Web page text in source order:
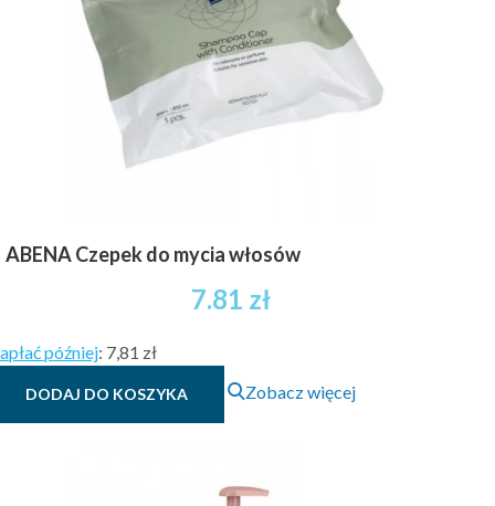
ABENA Czepek do mycia włosów
7.81 zł
później: 7,81 zł
DODAJ DO KOSZYKA Zobacz więcej